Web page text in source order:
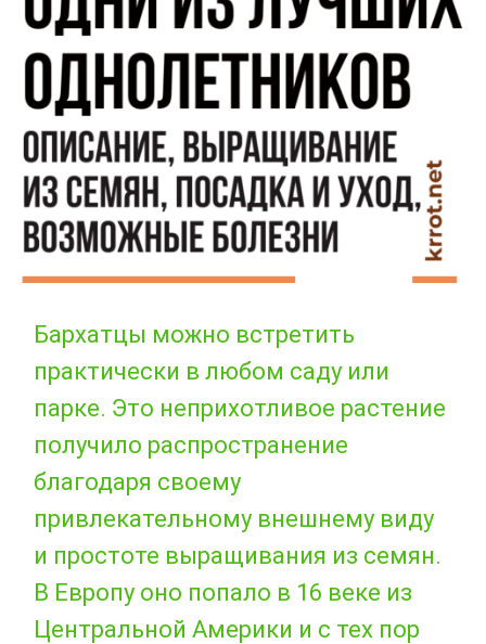
Бархатцы можно встретить
практически в любом саду или
парке. Это неприхотливое растение
получило распространение
благодаря своему
привлекательному внешнему виду
и простоте выращивания из семян.
В Европу оно попало в 16 веке из
Центральной Америки и с тех пор